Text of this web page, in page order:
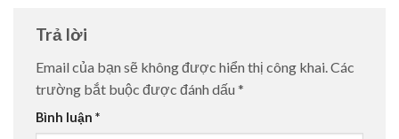
Trả lời
Email của bạn sẽ không được hiển thị công khai.Các
trường bắt buộc được đánh dấu *
Bình luận *